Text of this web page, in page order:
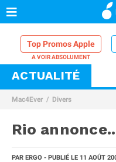
Top Promos Apple
VPN Mac
Comparatif iPhone
ACTUALITÉ
Mac4Ever Divers
Rio
PAR ERGO - PUBLIÉ LE 11 AOÛT